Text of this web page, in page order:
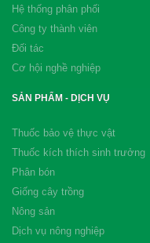
Hệ thống phân phối
Công ty thành viên
Đối tác
Cơ hội nghề nghiệp
SẢN PHẨM - DỊCH VỤ
Thuốc bảo vệ thực vật
Thuốc kích thích sinh trưởng
Phân bón
Giống cây trồng
Nông sản
Dịch vụ nông nghiệp